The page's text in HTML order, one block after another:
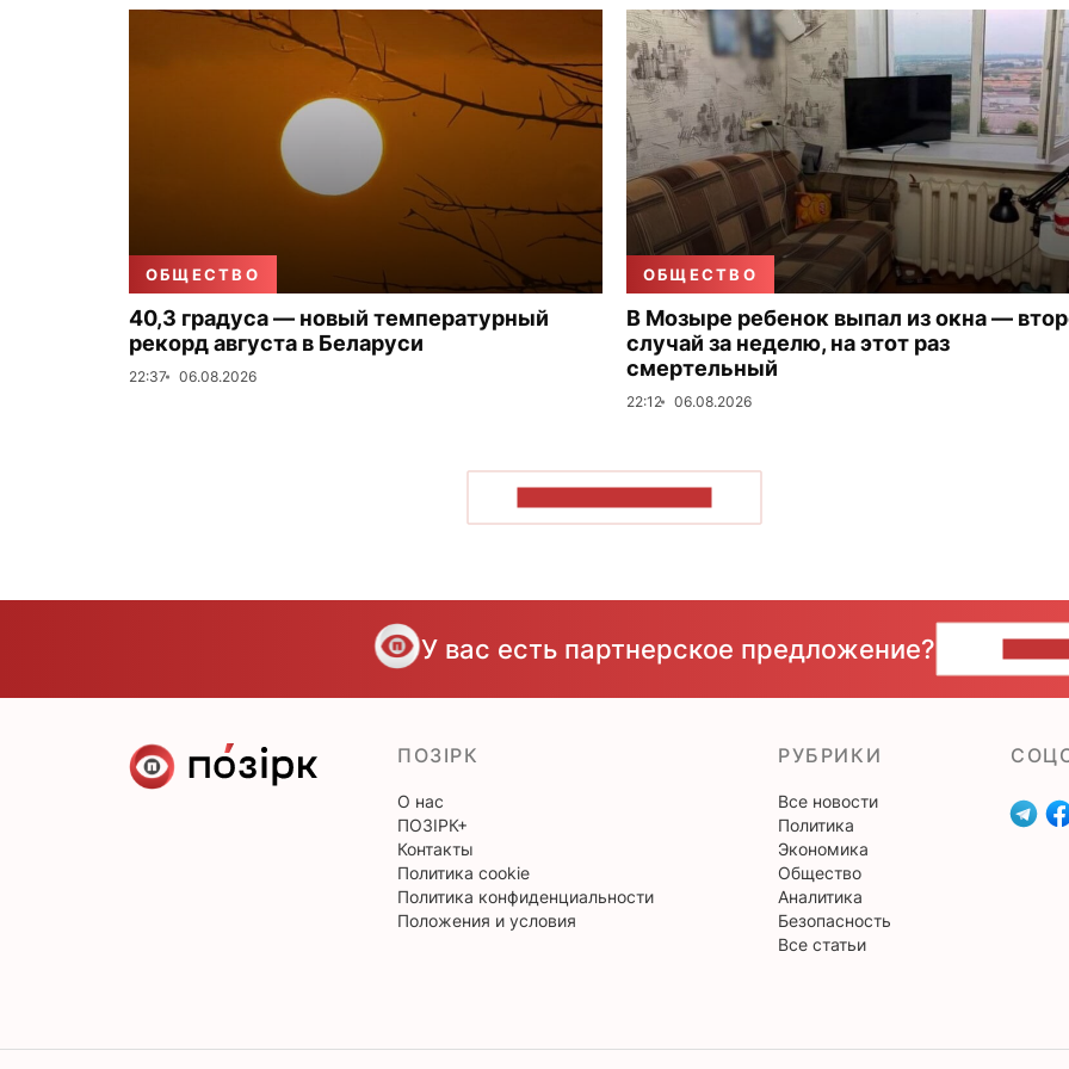
ОБЩЕСТВО
40,3 градуса — новый температурный
рекорд августа в Беларуси
22:37 06.08.2026
ОБЩЕСТВО
В Мозыре ребенок выпал из окна —
случай за неделю, на этот раз
смертельный
22:12 06.08.2026
У вас есть партнерское предложение?
ПОЗІРК
О нас
ПОЗІРК+
Контакты
Политика cookie
Политика конфиденциальности
Положения и условия
РУБРИКИ
Все новости
Политика
Экономика
Общество
Аналитика
Безопасность
Все статьи